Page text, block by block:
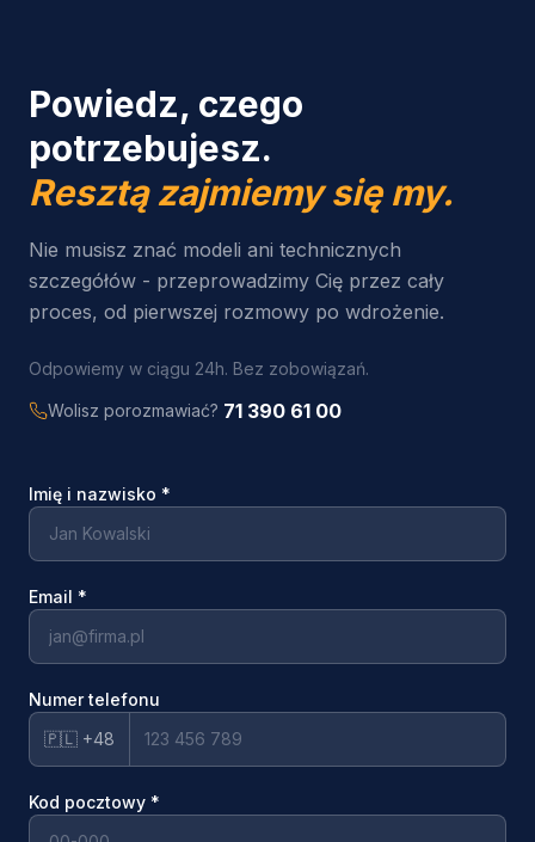
Powiedz, czego
potrzebujesz.
Resztą zajmiemy się my.
Nie musisz znać modeli ani technicznych
szczegółów - przeprowadzimy Cię przez cały
proces, od pierwszej rozmowy po wdrożenie.
Odpowiemy w ciągu 24h. Bez zobowiązań.
Wolisz porozmawiać? 71 390 61 00
Imię i nazwisko *
Email *
Numer telefonu
🇵🇱 +48
Kod pocztowy *